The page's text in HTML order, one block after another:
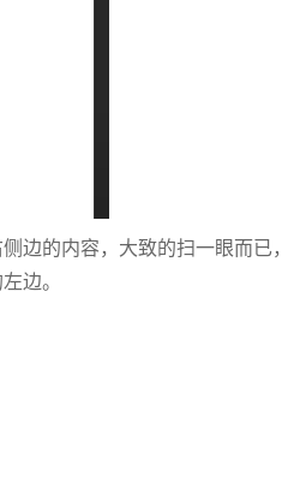
边的内容，大致的扫一眼而已，
边。